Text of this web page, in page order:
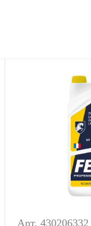
Арт. 430206332